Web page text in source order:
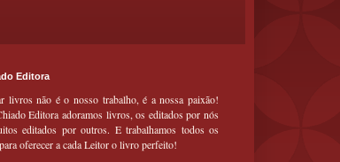
Editora
livros não é o nosso trabalho, é a nossa paixão!
Editora adoramos livros, os editados por nós
editados por outros. E trabalhamos todos os
oferecer a cada Leitor o livro perfeito!